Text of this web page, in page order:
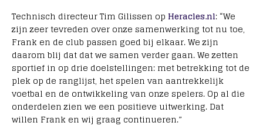
Technisch directeur Tim Gilissen op Heracles.nl: “We
zijn zeer tevreden over onze samenwerking tot nu toe,
Frank en de club passen goed bij elkaar. We zijn
daarom blij dat dat we samen verder gaan. We zetten
sportief in op drie doelstellingen: met betrekking tot de
plek op de ranglijst, het spelen van aantrekkelijk
voetbal en de ontwikkeling van onze spelers. Op al die
onderdelen zien we een positieve uitwerking. Dat
willen Frank en wij graag continueren.”